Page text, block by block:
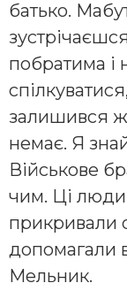
батько.
побратима і
залишився
немає. Я
Військове
чим. Ці
прикривали
допомагали
Мельник.